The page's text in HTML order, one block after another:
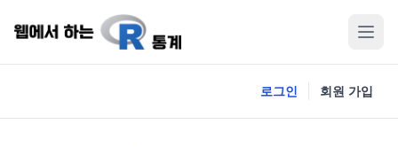
로그인 회원 가입